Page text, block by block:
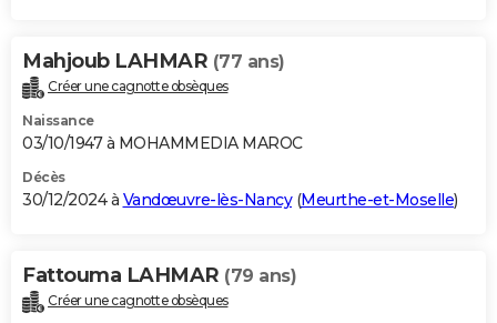
Mahjoub LAHMAR (77 ans)
Créer une cagnotte obsèques
Naissance
03/10/1947 à MOHAMMEDIA MAROC
Décès
30/12/2024 à Vandœuvre-lès-Nancy(Meurthe-et-Moselle)
Fattouma LAHMAR (79 ans)
Créer une cagnotte obsèques